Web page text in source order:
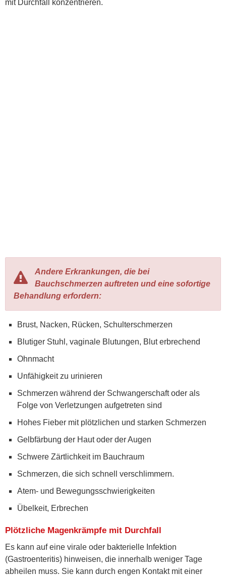
mit Durchfall konzentrieren.
Andere Erkrankungen, die bei
Bauchschmerzen auftreten und eine sofortige
Behandlung erfordern:
Brust, Nacken, Rücken, Schulterschmerzen
Blutiger Stuhl, vaginale Blutungen, Blut erbrechend
Ohnmacht
Unfähigkeit zu urinieren
Schmerzen während der Schwangerschaft oder als
Folge von Verletzungen aufgetreten sind
Hohes Fieber mit plötzlichen und starken Schmerzen
Gelbfärbung der Haut oder der Augen
Schwere Zärtlichkeit im Bauchraum
Schmerzen, die sich schnell verschlimmern.
Atem- und Bewegungsschwierigkeiten
Übelkeit, Erbrechen
Plötzliche Magenkrämpfe mit Durchfall
Es kann auf eine virale oder bakterielle Infektion
(Gastroenteritis) hinweisen, die innerhalb weniger Tage
abheilen muss. Sie kann durch engen Kontakt mit einer